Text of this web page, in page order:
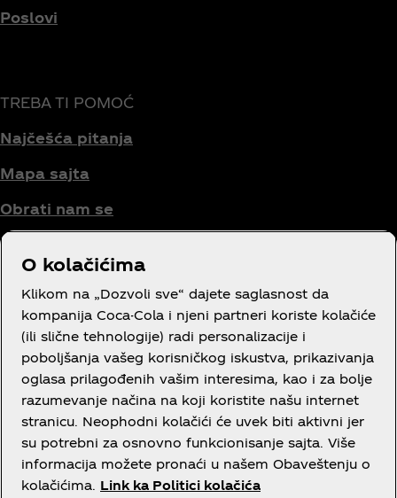
Poslovi
TREBA TI POMOĆ
Najčešća pitanja
Mapa sajta
Obrati nam se
Uslovi korišćenja
Obaveštenje o privatnosti potrošača
Podešavanja kolačića
Obaveštenje o kolačićima
Izjava o dostupnosti
O kolačićima
Klikom na „Dozvoli sve“ dajete saglasnost da
kompanija Coca-Cola i njeni partneri koriste kolačiće
(ili slične tehnologije) radi personalizacije i
poboljšanja vašeg korisničkog iskustva, prikazivanja
oglasa prilagođenih vašim interesima, kao i za bolje
razumevanje načina na koji koristite našu internet
stranicu. Neophodni kolačići će uvek biti aktivni jer
su potrebni za osnovno funkcionisanje sajta. Više
informacija možete pronaći u našem Obaveštenju o
kolačićima. Link ka Politici kolačića